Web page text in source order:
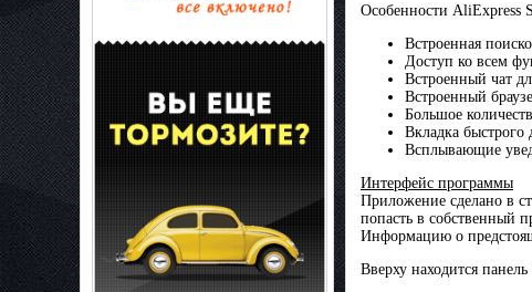
Особенности AliExpress
Встроенная
Доступ ко всем
Встроенный чат
Встроенный
Большое
Вкладка
Всплывающие
Интерфейс программы
Приложение сделано в
попасть в собственный
Информацию о
Вверху находится